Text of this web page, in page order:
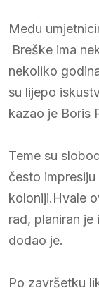
Među
Breške ima
nekoliko
su lijepo
kazao je Boris
Teme su
često
koloniji.Hvale
rad, planiran
dodao je.
Po završetku